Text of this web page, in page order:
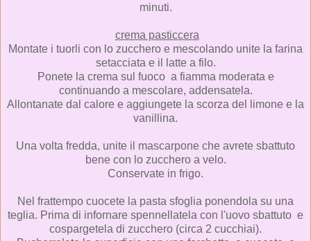
minuti.
crema pasticcera
Montate i tuorli con lo zucchero e mescolando unite la farina
setacciata e il latte a filo.
Ponete la crema sul fuoco a fiamma moderata e
continuando a mescolare, addensatela.
Allontanate dal calore e aggiungete la scorza del limone e la
vanillina.
Una volta fredda, unite il mascarpone che avrete sbattuto
bene con lo zucchero a velo.
Conservate in frigo.
Nel frattempo cuocete la pasta sfoglia ponendola su una
teglia. Prima di infornare spennellatela con l'uovo sbattuto e
cospargetela di zucchero (circa 2 cucchiai).